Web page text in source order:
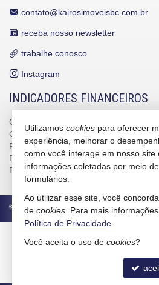
contato@kairosimoveisbc.com.br
receba nosso newsletter
trabalhe conosco
Instagram
INDICADORES FINANCEIROS
CUB /
CUB /SCvariação
0,95%
Poupança
0,6738%
Dólar Comercial
R$ 5,10
Euro
R$ 5,88
© 2026 CRECI/SC 4586-J Política de
Utilizamos cookies para oferecer
experiência, melhorar o
como você interage em nosso site
informações coletadas por meio de
formulários.
Ao utilizar esse site, você
de cookies . Para mais
Política de Privacidade
Você aceita o uso de cookies?